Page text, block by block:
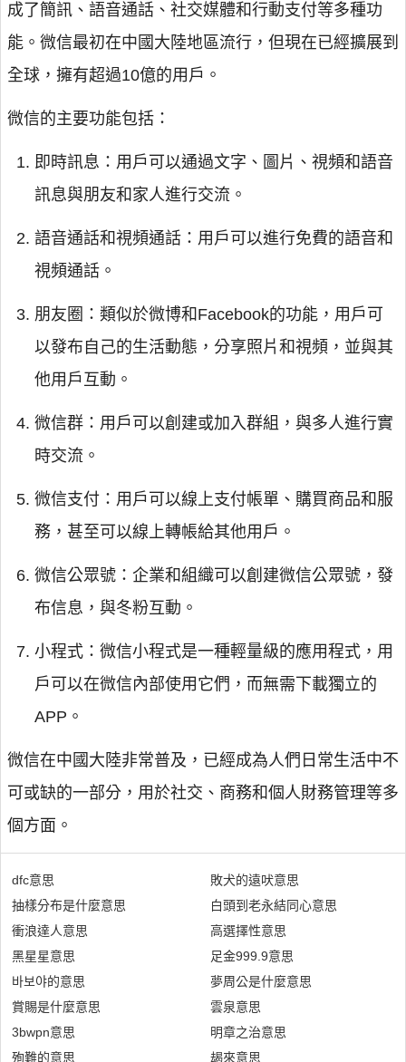
成了簡訊、語音通話、社交媒體和行動支付等多種功
能。微信最初在中國大陸地區流行，但現在已經擴展到
全球，擁有超過10億的用戶。
微信的主要功能包括：
即時訊息：用戶可以通過文字、圖片、視頻和語音
訊息與朋友和家人進行交流。
語音通話和視頻通話：用戶可以進行免費的語音和
視頻通話。
朋友圈：類似於微博和Facebook的功能，用戶可
以發布自己的生活動態，分享照片和視頻，並與其
他用戶互動。
微信群：用戶可以創建或加入群組，與多人進行實
時交流。
微信支付：用戶可以線上支付帳單、購買商品和服
務，甚至可以線上轉帳給其他用戶。
微信公眾號：企業和組織可以創建微信公眾號，發
布信息，與冬粉互動。
小程式：微信小程式是一種輕量級的應用程式，用
戶可以在微信內部使用它們，而無需下載獨立的
APP。
微信在中國大陸非常普及，已經成為人們日常生活中不
可或缺的一部分，用於社交、商務和個人財務管理等多
個方面。
dfc意思
抽樣分布是什麼意思
衝浪達人意思
黑星星意思
바보야的意思
賞賜是什麼意思
3bwpn意思
殉難的意思
敗犬的遠吠意思
白頭到老永結同心意思
高選擇性意思
足金999.9意思
夢周公是什麼意思
雲泉意思
明章之治意思
朅來意思